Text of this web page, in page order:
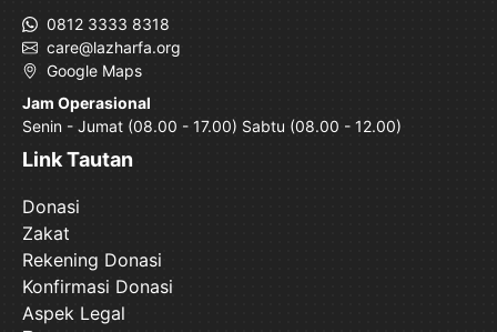
0812 3333 8318
care@lazharfa.org
Google Maps
Jam Operasional
Senin - Jumat (08.00 - 17.00) Sabtu (08.00 - 12.00)
Link Tautan
Donasi
Zakat
Rekening Donasi
Konfirmasi Donasi
Aspek Legal